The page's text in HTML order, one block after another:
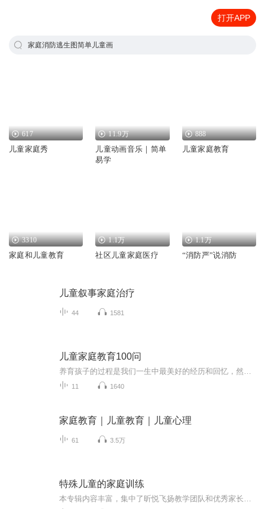
打开APP
家庭消防逃生图简单儿童画
617
儿童家庭秀
11.9万
儿童动画音乐｜简单
易学
888
儿童家庭教育
3310
家庭和儿童教育
1.1万
社区儿童家庭医疗
1.1万
“消防严”说消防
儿童叙事家庭治疗
44 1581
儿童家庭教育100问
11 1640
家庭教育｜儿童教育｜儿童心理
61 3.5万
特殊儿童的家庭训练